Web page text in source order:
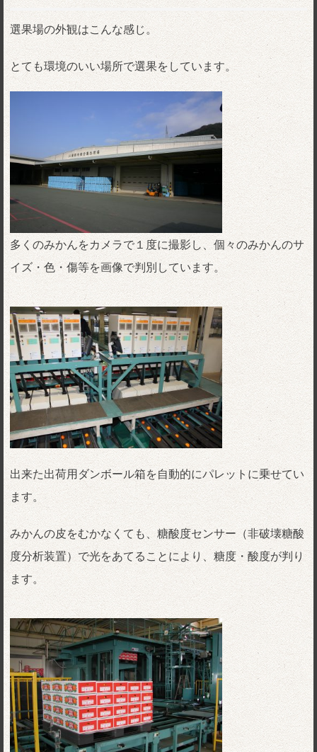
選果場の外観はこんな感じ。
とても環境のいい場所で選果をしています。
多くのみかんをカメラで１度に撮影し、個々のみかんのサ
イズ・色・傷等を画像で判別しています。
出来た出荷用ダンボール箱を自動的にパレットに乗せてい
ます。
みかんの皮をむかなくても、糖酸度センサー（非破壊糖酸
度分析装置）で光をあてることにより、糖度・酸度が判り
ます。